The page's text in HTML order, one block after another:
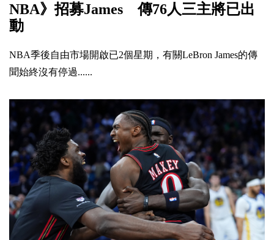
NBA》招募James 傳76人三主將已出
動
NBA季後自由市場開啟已2個星期，有關LeBron James的傳
聞始終沒有停過......